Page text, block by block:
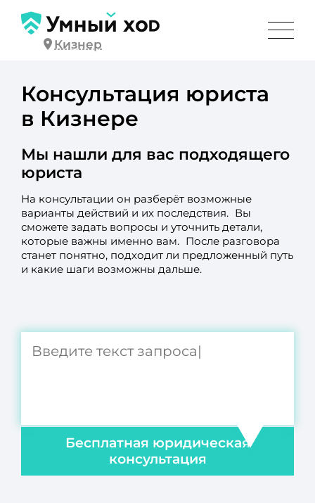
Кизнер
Консультация юриста
в Кизнере
Мы нашли для вас подходящего
юриста
На консультации он разберёт возможные
варианты действий и их последствия. Вы
сможете задать вопросы и уточнить детали,
которые важны именно вам. После разговора
станет понятно, подходит ли предложенный путь
и какие шаги возможны дальше.
Бесплатная юридическая
консультация